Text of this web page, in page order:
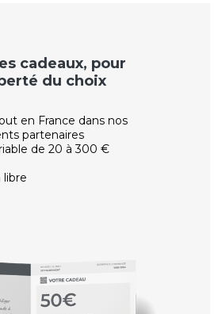
cadeaux, pour
du choix
en France dans nos
partenaires
de 20 à 300 €
libre